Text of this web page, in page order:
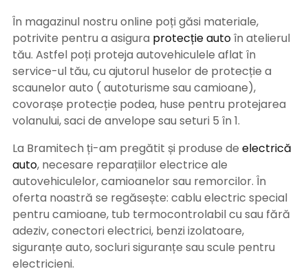
În magazinul nostru online poți găsi materiale,
potrivite pentru a asigura protecție autoîn atelierul
tău. Astfel poți proteja autovehiculele aflat în
service-ul tău, cu ajutorul huselor de protecție a
scaunelor auto ( autoturisme sau camioane),
covorașe protecție podea, huse pentru protejarea
volanului, saci de anvelope sau seturi 5 în 1.
La Bramitech ți-am pregătit și produse de electrică
auto, necesare reparațiilor electrice ale
autovehiculelor, camioanelor sau remorcilor. În
oferta noastră se regăsește: cablu electric special
pentru camioane, tub termocontrolabil cu sau fără
adeziv, conectori electrici, benzi izolatoare,
siguranțe auto, socluri siguranțe sau scule pentru
electricieni.